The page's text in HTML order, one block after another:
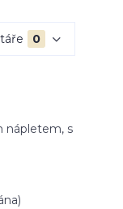
0
nápletem, s